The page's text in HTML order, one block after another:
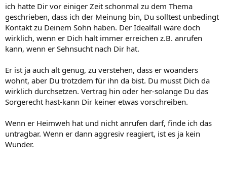
ich hatte Dir vor einiger Zeit schonmal zu dem Thema
geschrieben, dass ich der Meinung bin, Du solltest unbedingt
Kontakt zu Deinem Sohn haben. Der Idealfall wäre doch
wirklich, wenn er Dich halt immer erreichen z.B. anrufen
kann, wenn er Sehnsucht nach Dir hat.
Er ist ja auch alt genug, zu verstehen, dass er woanders
wohnt, aber Du trotzdem für ihn da bist. Du musst Dich da
wirklich durchsetzen. Vertrag hin oder her-solange Du das
Sorgerecht hast-kann Dir keiner etwas vorschreiben.
Wenn er Heimweh hat und nicht anrufen darf, finde ich das
untragbar. Wenn er dann aggresiv reagiert, ist es ja kein
Wunder.